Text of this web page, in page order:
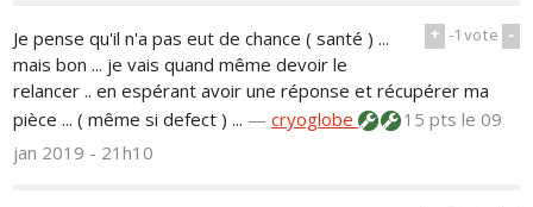
+ -1vote -
Je pense qu'il n'a pas eut de chance ( santé ) ...
mais bon ... je vais quand même devoir le
relancer .. en espérant avoir une réponse et récupérer ma
pièce ... ( même si defect ) ... —cryoglobe 15 ptsle 09
jan 2019 - 21h10